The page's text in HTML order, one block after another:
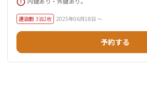
連泊割 3泊2枚 2025年06月18日 ～
予約する